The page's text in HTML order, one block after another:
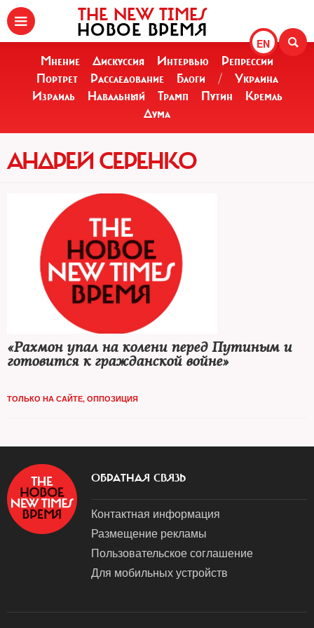
EN
THE NEW TIMES
НОВОЕ ВРЕМЯ
Мнение Дискуссия Интервью
Репрессии
Портрет
Расследование Блоги /
Украина
Израиль
Навальный Трамп Путин
Кремль
Дума
АНДРЕЙ СЕРЕНКО
«Рахмон упал на колени перед Путиным и
готовится к гражданской войне»
ТОЛЬКО НА САЙТЕ, ОППОЗИЦИЯ
ОБРАТНАЯ СВЯЗЬ
Контактная информация
Размещение рекламы
Пользовательское соглашение
Для мобильных устройств